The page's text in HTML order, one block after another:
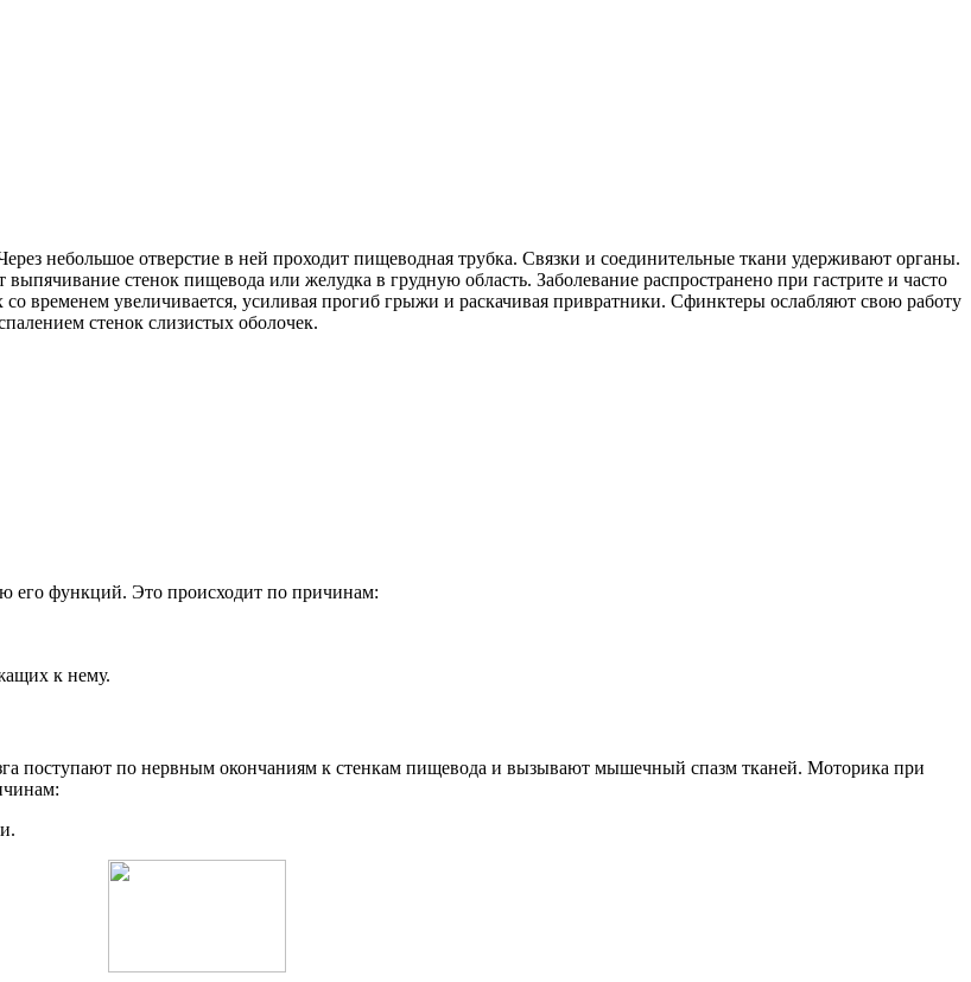
небольшое отверстие в ней проходит пищеводная трубка. Связки и соединительные ткани удерживают органы.
стенок пищевода или желудка в грудную область. Заболевание распространено при гастрите и часто
временем увеличивается, усиливая прогиб грыжи и раскачивая привратники. Сфинктеры ослабляют свою работу
стенок слизистых оболочек.
его функций. Это происходит по причинам:
к нему.
поступают по нервным окончаниям к стенкам пищевода и вызывают мышечный спазм тканей. Моторика при